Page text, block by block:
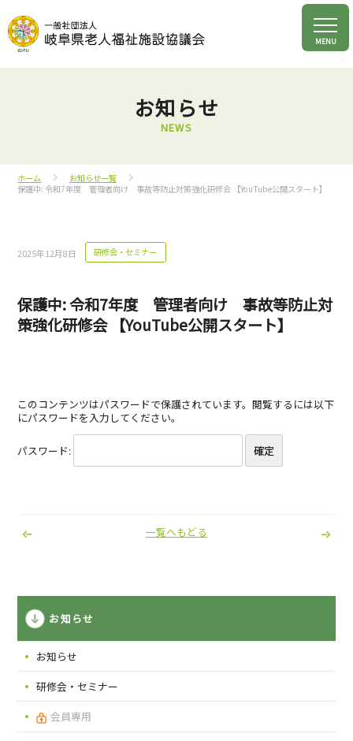
お知らせ
NEWS
ホーム
お知らせ一覧
保護中: 令和7年度 管理者向け 事故等防止対策強化研修会 【YouTube公開スタート】
お知らせ
お知らせ
研修会・セミナー
会員専用
2025年12月8日 研修会・セミナー
保護中: 令和7年度 管理者向け 事故等防止対
策強化研修会 【YouTube公開スタート】
このコンテンツはパスワードで保護されています。閲覧するには以下
にパスワードを入力してください。
パスワード:
一覧へもどる